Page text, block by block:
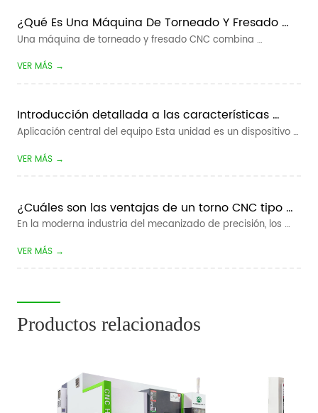
mecanizado CNC. Para los fabric...
¿Qué Es Una Máquina De Torneado Y Fresado
CNC?
Una máquina de torneado y fresado CNC combina
operaciones de torneado y fresado dentro de una máquina
herramienta controlada por computadora. Está diseñado
rotativas, como diámetros, cónicos y r...
VER MÁS →
Introducción detallada a las características
básicas y ventajas de la revista rotativa y el
robot colaborativo
Aplicación central del equipo Esta unidad es un dispositivo
máquinas herramienta CNC. Automatiza completamente la
trabajo de materiales para to...
VER MÁS →
¿Cuáles son las ventajas de un torno CNC tipo
pandilla?
En la moderna industria del mecanizado de precisión, los
fabricantes buscan constantemente tiempos de ciclo más
rápidos, tolerancias más estrictas y menores costos de
VER MÁS →
Productos relacionados